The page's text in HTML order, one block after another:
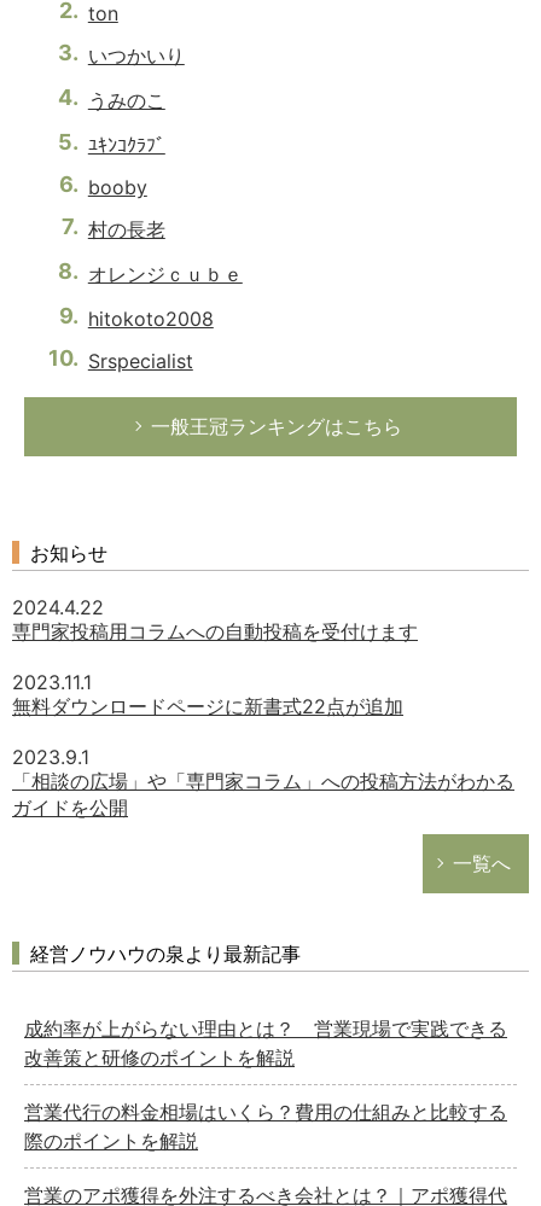
ton
いつかいり
うみのこ
ﾕｷﾝｺｸﾗﾌﾞ
booby
村の長老
オレンジｃｕｂｅ
hitokoto2008
Srspecialist
一般王冠ランキングはこちら
お知らせ
2024.4.22
専門家投稿用コラムへの自動投稿を受付けます
2023.11.1
無料ダウンロードページに新書式22点が追加
2023.9.1
「相談の広場」や「専門家コラム」への投稿方法がわかる
ガイドを公開
一覧へ
経営ノウハウの泉より最新記事
成約率が上がらない理由とは？ 営業現場で実践できる
改善策と研修のポイントを解説
営業代行の料金相場はいくら？費用の仕組みと比較する
際のポイントを解説
営業のアポ獲得を外注するべき会社とは？｜アポ獲得代